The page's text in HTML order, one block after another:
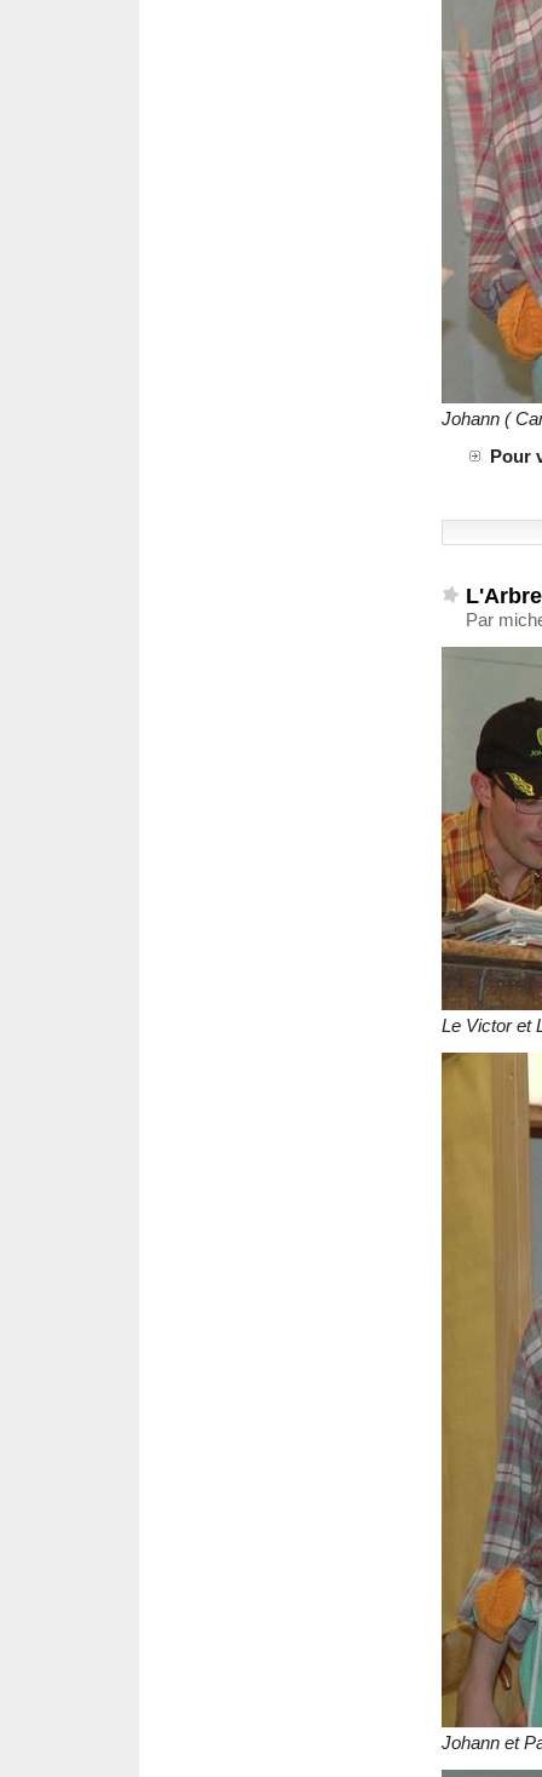
Johann (
Pour
Par
Le Victor et
Johann et